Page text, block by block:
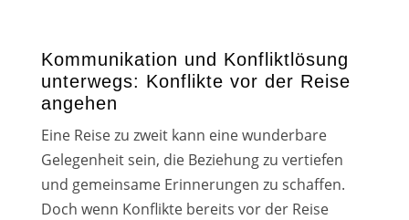
Kommunikation und Konfliktlösung
unterwegs: Konflikte vor der Reise
angehen
Eine Reise zu zweit kann eine wun­der­ba­re
Gelegenheit sein, die Beziehung zu ver­tie­fen
und gemein­sa­me Erinnerungen zu schaf­fen.
Doch wenn Konflikte bereits vor der Reise